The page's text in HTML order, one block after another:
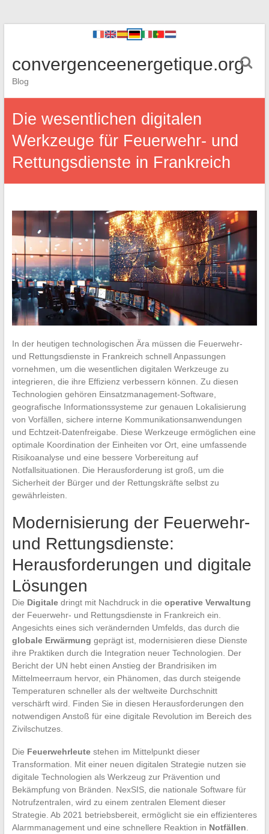
convergenceenergetique.org
Blog
Die wesentlichen digitalen
Werkzeuge für Feuerwehr- und
Rettungsdienste in Frankreich
In der heutigen technologischen Ära müssen die Feuerwehr-
und Rettungsdienste in Frankreich schnell Anpassungen
vornehmen, um die wesentlichen digitalen Werkzeuge zu
integrieren, die ihre Effizienz verbessern können. Zu diesen
Technologien gehören Einsatzmanagement-Software,
geografische Informationssysteme zur genauen Lokalisierung
von Vorfällen, sichere interne Kommunikationsanwendungen
und Echtzeit-Datenfreigabe. Diese Werkzeuge ermöglichen eine
optimale Koordination der Einheiten vor Ort, eine umfassende
Risikoanalyse und eine bessere Vorbereitung auf
Notfallsituationen. Die Herausforderung ist groß, um die
Sicherheit der Bürger und der Rettungskräfte selbst zu
gewährleisten.
Modernisierung der Feuerwehr-
und Rettungsdienste:
Herausforderungen und digitale
Lösungen
Die Digitaledringt mit Nachdruck in die operative Verwaltung
der Feuerwehr- und Rettungsdienste in Frankreich ein.
Angesichts eines sich verändernden Umfelds, das durch die
globale Erwärmung geprägt ist, modernisieren diese Dienste
ihre Praktiken durch die Integration neuer Technologien. Der
Bericht der UN hebt einen Anstieg der Brandrisiken im
Mittelmeerraum hervor, ein Phänomen, das durch steigende
Temperaturen schneller als der weltweite Durchschnitt
verschärft wird. Finden Sie in diesen Herausforderungen den
notwendigen Anstoß für eine digitale Revolution im Bereich des
Zivilschutzes.
Die Feuerwehrleutestehen im Mittelpunkt dieser
Transformation. Mit einer neuen digitalen Strategie nutzen sie
digitale Technologien als Werkzeug zur Prävention und
Bekämpfung von Bränden. NexSIS, die nationale Software für
Notrufzentralen, wird zu einem zentralen Element dieser
Strategie. Ab 2021 betriebsbereit, ermöglicht sie ein effizienteres
Alarmmanagement und eine schnellere Reaktion in Notfällen